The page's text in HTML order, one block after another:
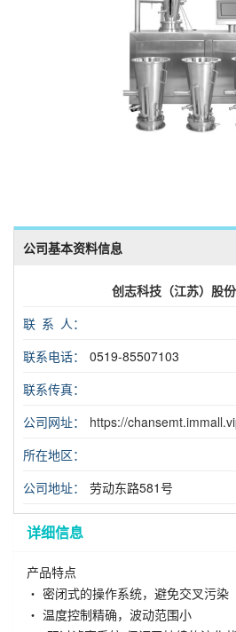
公司基本资料信息
创志科技（江苏）股
联 系 人：
联系电话：
0519-85507103
联系传真：
公司网址：
https://
所在地区：
公司地址：
劳动东路581号
详细信息
产品特点
・ 密闭式的操作系统，避免交叉污染
・ 温度控制精确，波动范围小